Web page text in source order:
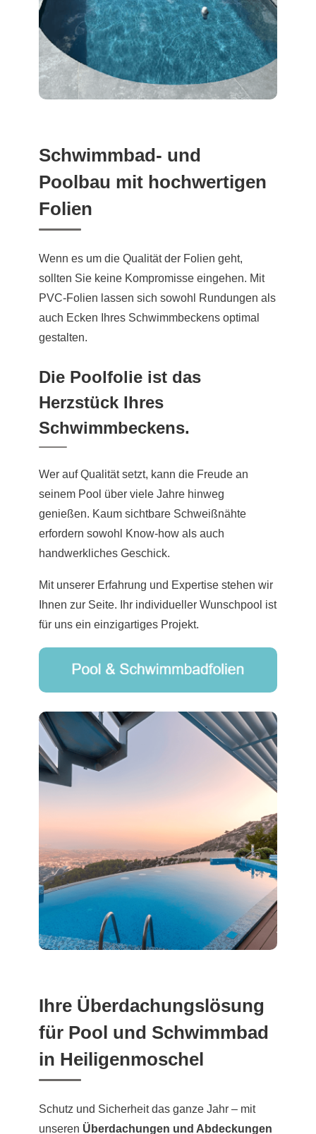
Schwimmbad- und
Poolbau mit hochwertigen
Folien
Wenn es um die Qualität der Folien geht,
sollten Sie keine Kompromisse eingehen. Mit
PVC-Folien lassen sich sowohl Rundungen als
auch Ecken Ihres Schwimmbeckens optimal
gestalten.
Die Poolfolie ist das
Herzstück Ihres
Schwimmbeckens.
Wer auf Qualität setzt, kann die Freude an
seinem Pool über viele Jahre hinweg
genießen. Kaum sichtbare Schweißnähte
erfordern sowohl Know-how als auch
handwerkliches Geschick.
Mit unserer Erfahrung und Expertise stehen wir
Ihnen zur Seite. Ihr individueller Wunschpool ist
für uns ein einzigartiges Projekt.
Ihre Überdachungslösung
für Pool und Schwimmbad
in Heiligenmoschel
Schutz und Sicherheit das ganze Jahr – mit
unseren Überdachungen und Abdeckungen